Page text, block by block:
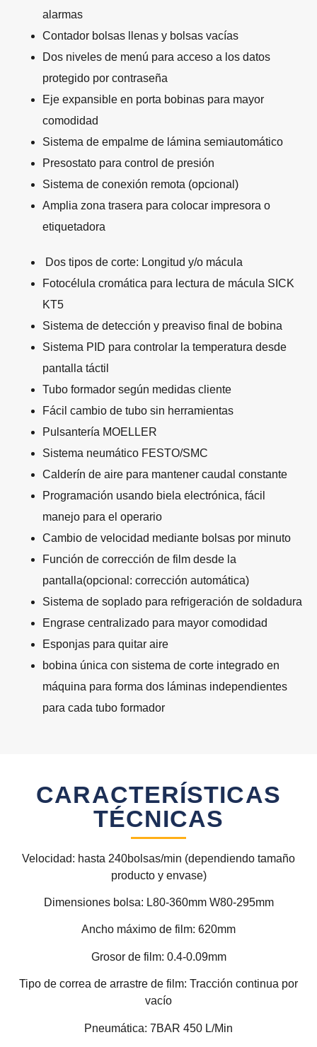
alarmas
Contador bolsas llenas y bolsas vacías
Dos niveles de menú para acceso a los datos
protegido por contraseña
Eje expansible en porta bobinas para mayor
comodidad
Sistema de empalme de lámina semiautomático
Presostato para control de presión
Sistema de conexión remota (opcional)
Amplia zona trasera para colocar impresora o
etiquetadora
Dos tipos de corte: Longitud y/o mácula
Fotocélula cromática para lectura de mácula SICK
KT5
Sistema de detección y preaviso final de bobina
Sistema PID para controlar la temperatura desde
pantalla táctil
Tubo formador según medidas cliente
Fácil cambio de tubo sin herramientas
Pulsantería MOELLER
Sistema neumático FESTO/SMC
Calderín de aire para mantener caudal constante
Programación usando biela electrónica, fácil
manejo para el operario
Cambio de velocidad mediante bolsas por minuto
Función de corrección de film desde la
pantalla(opcional: corrección automática)
Sistema de soplado para refrigeración de soldadura
Engrase centralizado para mayor comodidad
Esponjas para quitar aire
bobina única con sistema de corte integrado en
máquina para forma dos láminas independientes
para cada tubo formador
CARACTERÍSTICAS
TÉCNICAS
Velocidad: hasta 240bolsas/min (dependiendo tamaño
producto y envase)
Dimensiones bolsa: L80-360mm W80-295mm
Ancho máximo de film: 620mm
Grosor de film: 0.4-0.09mm
Tipo de correa de arrastre de film: Tracción continua por
vacío
Pneumática: 7BAR 450 L/Min